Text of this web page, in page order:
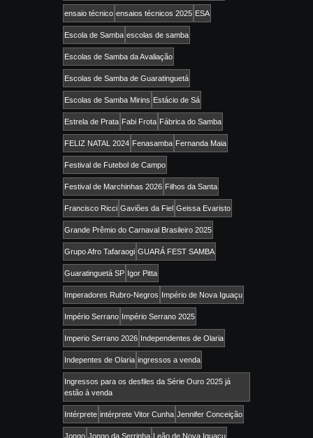
ensaio técnico ensaios técnicos 2025 ESA
Escola de Samba escolas de samba
Escolas de Samba da Avaliação
Escolas de Samba de Guaratinguetá
Escolas de Samba Mirins Estácio de Sá
Estrela de Prata Fabi Frota Fábrica do Samba
FELIZ NATAL 2024 Fenasamba Fernanda Maia
Festival de Futebol de Campo
Festival de Marchinhas 2026 Filhos da Santa
Francisco Ricci Gaviões da Fiel Geissa Evaristo
Grande Prêmio do Carnaval Brasileiro 2025
Grupo Afro Tafaraogi GUARÁ FEST SAMBA
Guaratinguetá SP Igor Pitta
Imperadores Rubro-Negros Império de Nova Iguaçu
Império Serrano Império Serrano 2025
Imperio Serrano 2026 Independentes de Olaria
Indepentes de Olaria ingressos a venda
Ingressos para os desfiles da Série Ouro 2025 já
estão à venda
Intérprete intérprete Vitor Cunha Jennifer Conceição
Jongo Jongo da Serrinha Leão de Nova Iguaçu